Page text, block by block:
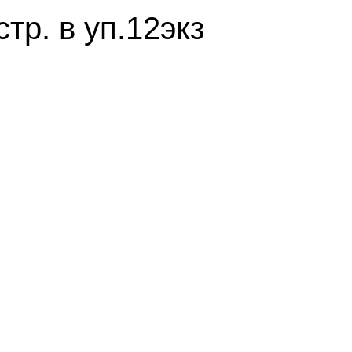
в уп.12экз